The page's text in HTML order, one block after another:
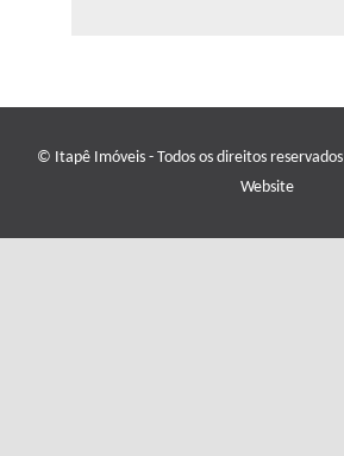
© Itapê Imóveis - Todos os direitos reservados
Website